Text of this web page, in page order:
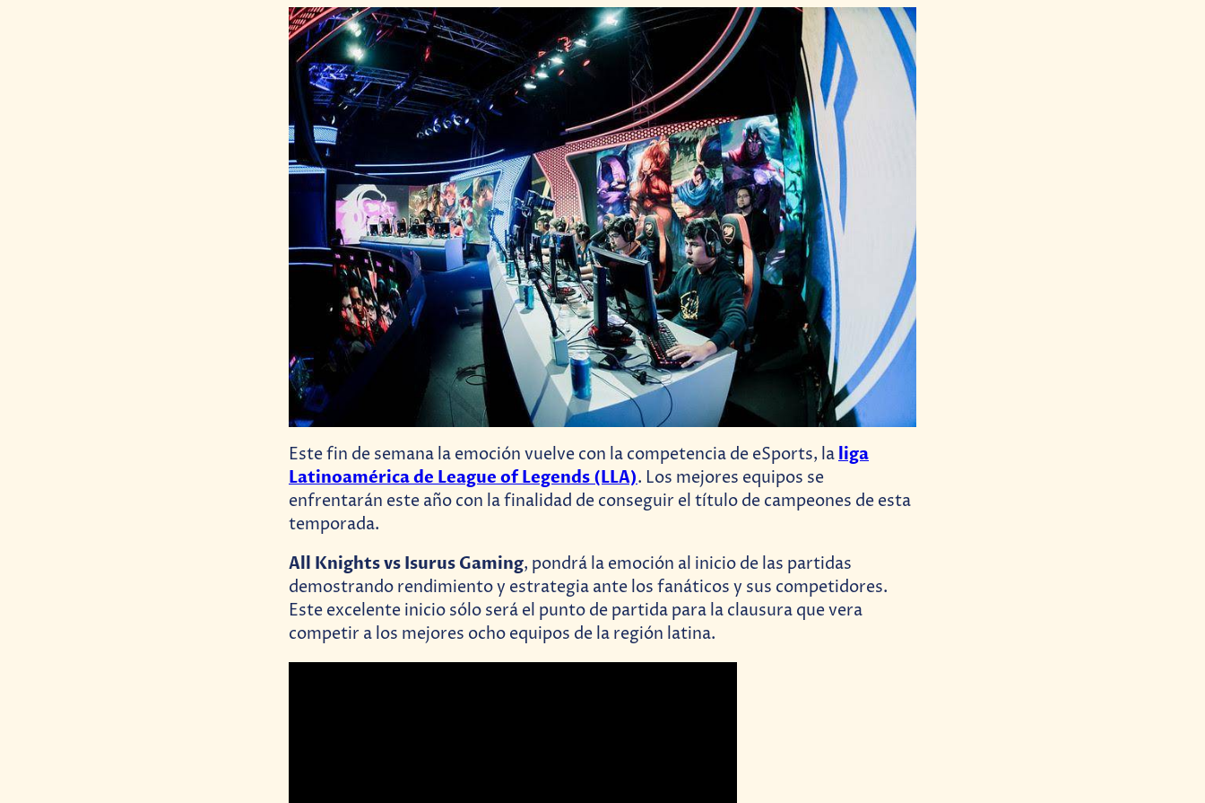
Este fin de semana la emoción vuelve con la competencia de eSports, la liga
Latinoamérica de League of Legends (LLA). Los mejores equipos se
enfrentarán este año con la finalidad de conseguir el título de campeones de esta
temporada.
All Knights vs Isurus Gaming, pondrá la emoción al inicio de las partidas
demostrando rendimiento y estrategia ante los fanáticos y sus competidores.
Este excelente inicio sólo será el punto de partida para la clausura que vera
competir a los mejores ocho equipos de la región latina.